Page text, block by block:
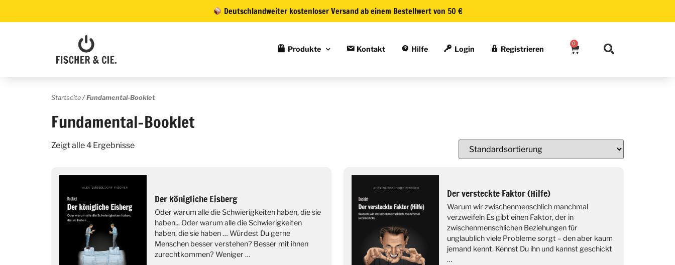
Deutschlandweiter kostenloser Versand ab einem Bestellwert von 50 €
Produkte Kontakt Hilfe Login Registrieren
0
Startseite / Fundamental-Booklet
Fundamental-Booklet
Zeigt alle 4 Ergebnisse
Der königliche Eisberg
Oder warum alle die Schwierigkeiten haben, die sie
haben... Oder warum alle die Schwierigkeiten
haben, die sie haben … Würdest Du gerne
Menschen besser verstehen? Besser mit ihnen
zurechtkommen? Weniger …
Der versteckte Faktor (Hilfe)
Warum wir zwischenmenschlich manchmal
verzweifeln Es gibt einen Faktor, der in
zwischenmenschlichen Beziehungen für
unglaublich viele Probleme sorgt – den aber kaum
jemand kennt. Kennst Du ihn und kannst geschickt
…